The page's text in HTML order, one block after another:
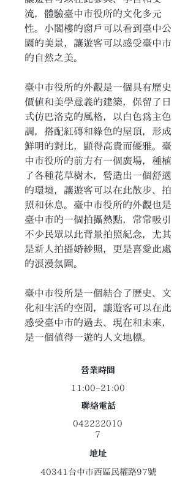
流，體驗臺中市役所的文化多元
性。小閣樓的窗戶可以看到臺中公
園的美景，讓遊客可以感受臺中市
的自然之美。
臺中市役所的外觀是一個具有歷史
價值和美學意義的建築，保留了日
式仿巴洛克的風格，以白色為主色
調，搭配紅磚和綠色的屋頂，形成
鮮明的對比，顯得高貴而優雅。臺
中市役所的前方有一個廣場，種植
了各種花草樹木，營造出一個舒適
的環境，讓遊客可以在此散步、拍
照和休息。臺中市役所的外觀也是
臺中市的一個拍攝熱點，常常吸引
不少民眾以此背景拍照紀念，尤其
是新人拍攝婚紗照，更是喜愛此處
的浪漫氛圍。
臺中市役所是一個結合了歷史、文
化和生活的空間，讓遊客可以在此
感受臺中市的過去、現在和未來，
是一個值得一遊的人文地標。
​營業時間
11:00–21:00
聯絡電話
042222010
7
地址
40341台中市西區民權路97號